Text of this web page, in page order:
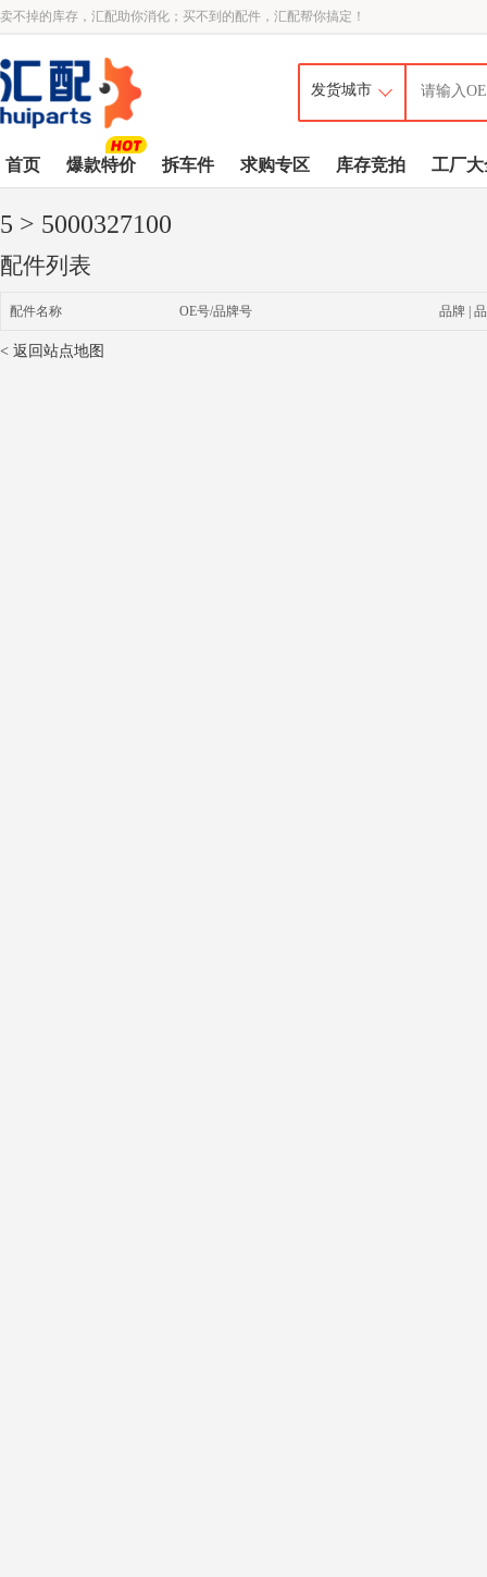
卖不掉的库存，汇配助你消化；买不到的配件，汇配帮你搞定！
首页 爆款特价 拆车件 求购专区 库存竞拍 工厂大
5 > 5000327100
配件列表
配件名称 OE号/品牌号 品牌 |
< 返回站点地图